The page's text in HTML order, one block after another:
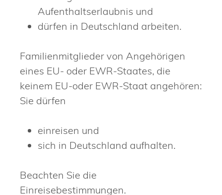
Aufenthaltserlaubnis und
dürfen in Deutschland arbeiten.
Familienmitglieder von Angehörigen
eines EU- oder EWR-Staates, die
keinem EU-oder EWR-Staat angehören:
Sie dürfen
einreisen und
sich in Deutschland aufhalten.
Beachten Sie die
Einreisebestimmungen.